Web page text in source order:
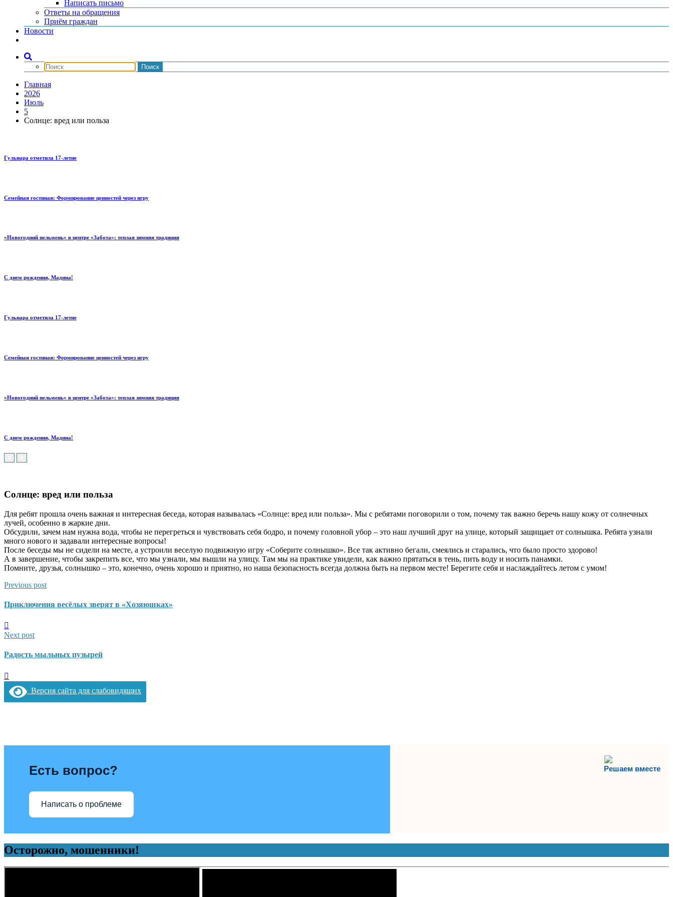
Написать письмо
Ответы на обращения
Приём граждан
Новости
Главная
2026
Июль
5
Солнце: вред или польза
Гульнара отметила 17‑летие
Семейная гостиная: Формирование ценностей через игру
«Новогодний пельмень» в центре «Забота»: теплая зимняя традиция
С днем рождения, Мадина!
Гульнара отметила 17‑летие
Семейная гостиная: Формирование ценностей через игру
«Новогодний пельмень» в центре «Забота»: теплая зимняя традиция
С днем рождения, Мадина!
Солнце: вред или польза
Для ребят прошла очень важная и интересная беседа, которая называлась «Солнце: вред или польза». Мы с ребятами поговорили о том, почему так важно беречь нашу кожу от солнечных
лучей, особенно в жаркие дни.
Обсудили, зачем нам нужна вода, чтобы не перегреться и чувствовать себя бодро, и почему головной убор – это наш лучший друг на улице, который защищает от солнышка. Ребята узнали
много нового и задавали интересные вопросы!
После беседы мы не сидели на месте, а устроили веселую подвижную игру «Соберите солнышко». Все так активно бегали, смеялись и старались, что было просто здорово!
А в завершение, чтобы закрепить все, что мы узнали, мы вышли на улицу. Там мы на практике увидели, как важно прятаться в тень, пить воду и носить панамки.
Помните, друзья, солнышко – это, конечно, очень хорошо и приятно, но наша безопасность всегда должна быть на первом месте! Берегите себя и наслаждайтесь летом с умом!
Previous post
Приключения весёлых зверят в «Хозяюшках»
Next post
Радость мыльных пузырей
Версия сайта для слабовидящих
Решаем вместе
Есть вопрос?
Написать о проблеме
Осторожно, мошенники!